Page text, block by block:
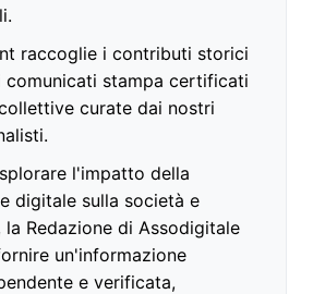
raccoglie i contributi storici
comunicati stampa certificati
curate dai nostri
l'impatto della
digitale sulla società e
la Redazione di Assodigitale
un'informazione
e verificata,